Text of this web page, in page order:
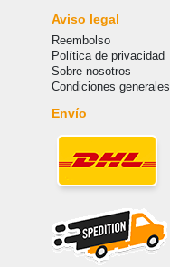
Aviso legal
Reembolso
Política de privacidad
Sobre nosotros
Condiciones generales
Envío